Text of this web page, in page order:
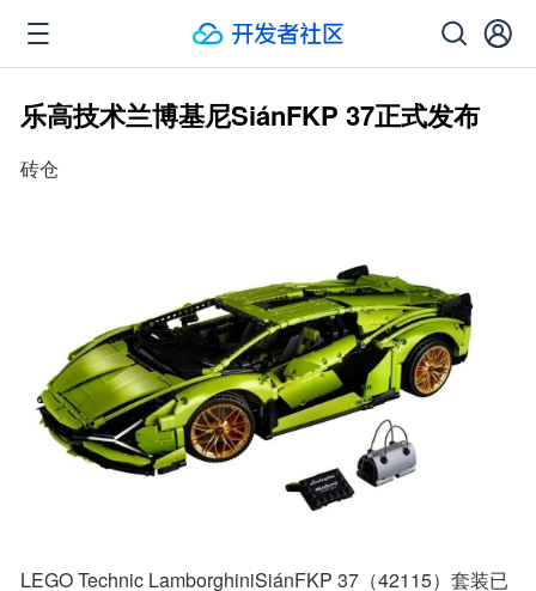
乐高技术兰博基尼SiánFKP 37正式发布
砖仓
LEGO Technic LamborghiniSiánFKP 37（42115）套装已